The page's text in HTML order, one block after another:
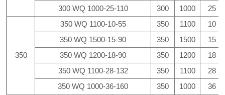
300 WQ 1000-25-110
300 1000 25
350
350 WQ 1100-10-55 350 1100
10
350 WQ 1500-15-90
350 1500
15
350 WQ 1200-18-90
350 1200
18
350 WQ 1100-28-132
350 1100
28
350 WQ 1000-36-160
350 1000 36